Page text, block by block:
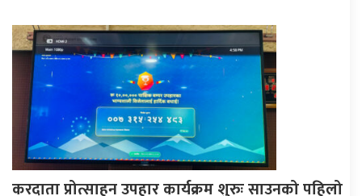
करदाता प्रोत्साहन उपहार कार्यक्रम शुरुः साउनको पहिलो